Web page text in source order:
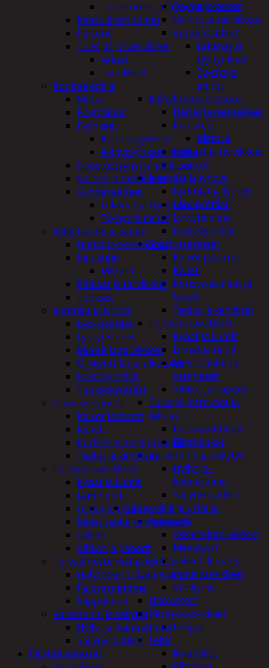
Tyynyt ja peitot
Verhot ja tarvikkeet
Vuodevaatteet
Lakanat ja
tyynynlinat
Tyynyt ja
peitot
Kylpyhuone ja sauna
Harjat ja pesuaineet
Kalusteet
Mittarit
Kiukaat ja tarvikkeet
Tuoksut
Kynttilät ja lyhdyt
Kynttilät ja lyhdyt
Led-kynttilät
Lyhtytelineet
Pöytäkynttilät
Sisustusesineet
Kalvot ja tarrat
Kellot
Koriste-esineet ja
kasvit
Taulut ja kehykset
Toimistotarvikkeet
Kynät ja kumit
Liimat ja teipit
Muistitaulut ja
magneetit
Vihkot ja paperit
Turvajärjestelmät ja
lukitus
Palovaroittimet
Riippulukot
Varastointi ja säilytys
Hyllyt ja -
kannattimet
Säilytyslaatikot
Vapaa-aika ja urheilu
Askartelu
Askartelutarvikkeet
Miniatyyri
Sakset, liimat ja
muut tarvikkeet
Värikynät
Harrasteet
Käsityötarvikkeet
Langat
Lelut
Ilmapallot
Tuulettimet ja Ilmastointilaitteet
Kaasulämmittimet
Patterit
Tulisijat ja tarvikkeet
Arinat
Tarvikkeet
Kodintekstiilit
Matot
Pöytäliinat
Pyyhkeet
Keittiöpyyhkeet
Kylpypyyhkeet ja takit
Sisustustyynyt ja päälliset
Verhot ja tarvikkeet
Vuodevaatteet
Lakanat ja tyynynlinat
Tyynyt ja peitot
Kylpyhuone ja sauna
Harjat ja pesuaineet
Kalusteet
Mittarit
Kiukaat ja tarvikkeet
Tuoksut
Kynttilät ja lyhdyt
Led-kynttilät
Lyhtytelineet
Muotit ja tarvikkeet
Öljykynttilät ja ulkotulet
Pöytäkynttilät
Tuoksukynttilät
Sisustusesineet
Kalvot ja tarrat
Kellot
Koriste-esineet ja kasvit
Taulut ja kehykset
Toimistotarvikkeet
Kynät ja kumit
Laminointi
Liimat ja teipit
Muistitaulut ja magneetit
Sakset
Vihkot ja paperit
Turvajärjestelmät ja lukitus
Hälyttimet ja kamerat
Palovaroittimet
Riippulukot
Varastointi ja säilytys
Hyllyt ja -kannattimet
Säilytyslaatikot
Päivittäistavarat